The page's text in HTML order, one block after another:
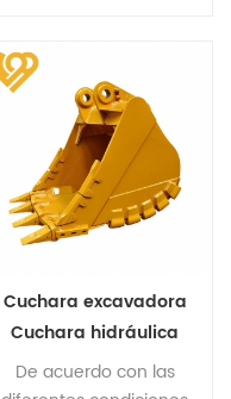
garantiza la precisión
de las dimensiones de
montaje. Esto maximiza
la vida útil de nuestros
rodillos transportadores.
Cuchara excavadora
Cuchara hidráulica
tipo minería Cucharas
De acuerdo con las